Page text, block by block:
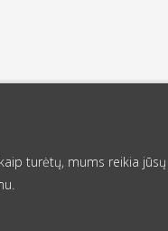
turėtų, mums reikia jūsų